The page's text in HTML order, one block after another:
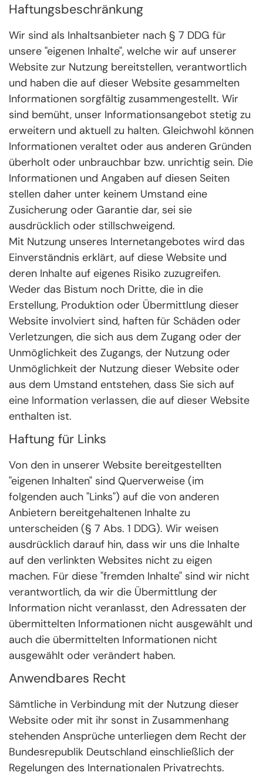
Haftungsbeschränkung
Wir sind als Inhaltsanbieter nach § 7 DDG für
unsere "eigenen Inhalte", welche wir auf unserer
Website zur Nutzung bereitstellen, verantwortlich
und haben die auf dieser Website gesammelten
Informationen sorgfältig zusammengestellt. Wir
sind bemüht, unser Informationsangebot stetig zu
erweitern und aktuell zu halten. Gleichwohl können
Informationen veraltet oder aus anderen Gründen
überholt oder unbrauchbar bzw. unrichtig sein. Die
Informationen und Angaben auf diesen Seiten
stellen daher unter keinem Umstand eine
Zusicherung oder Garantie dar, sei sie
ausdrücklich oder stillschweigend.
Mit Nutzung unseres Internetangebotes wird das
Einverständnis erklärt, auf diese Website und
deren Inhalte auf eigenes Risiko zuzugreifen.
Weder das Bistum noch Dritte, die in die
Erstellung, Produktion oder Übermittlung dieser
Website involviert sind, haften für Schäden oder
Verletzungen, die sich aus dem Zugang oder der
Unmöglichkeit des Zugangs, der Nutzung oder
Unmöglichkeit der Nutzung dieser Website oder
aus dem Umstand entstehen, dass Sie sich auf
eine Information verlassen, die auf dieser Website
enthalten ist.
Haftung für Links
Von den in unserer Website bereitgestellten
"eigenen Inhalten" sind Querverweise (im
folgenden auch "Links") auf die von anderen
Anbietern bereitgehaltenen Inhalte zu
unterscheiden (§ 7 Abs. 1 DDG). Wir weisen
ausdrücklich darauf hin, dass wir uns die Inhalte
auf den verlinkten Websites nicht zu eigen
machen. Für diese "fremden Inhalte" sind wir nicht
verantwortlich, da wir die Übermittlung der
Information nicht veranlasst, den Adressaten der
übermittelten Informationen nicht ausgewählt und
auch die übermittelten Informationen nicht
ausgewählt oder verändert haben.
Anwendbares Recht
Sämtliche in Verbindung mit der Nutzung dieser
Website oder mit ihr sonst in Zusammenhang
stehenden Ansprüche unterliegen dem Recht der
Bundesrepublik Deutschland einschließlich der
Regelungen des Internationalen Privatrechts.